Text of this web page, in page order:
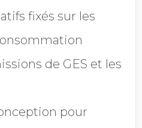
fixés sur les
de GES et les
pour